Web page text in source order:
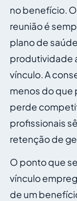
no benefício.
reunião é
plano de
produtividade
vínculo. A
menos do que
perde
profissionais
retenção de
O ponto que
vínculo
de um